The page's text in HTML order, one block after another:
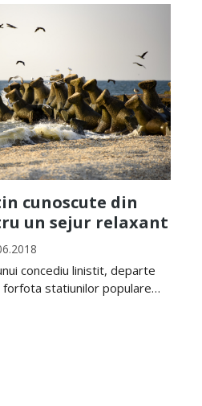
cunoscute din
un sejur relaxant
concediu linistit, departe
forfota statiunilor populare…